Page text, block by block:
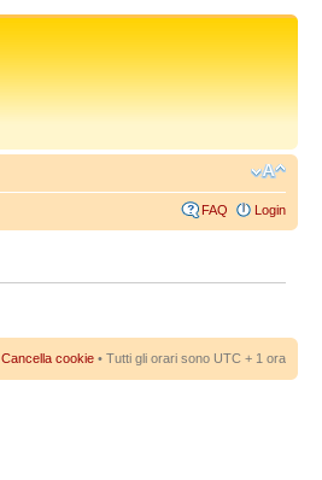
FAQ Login
Cancella cookie • Tutti gli orari sono UTC + 1 ora